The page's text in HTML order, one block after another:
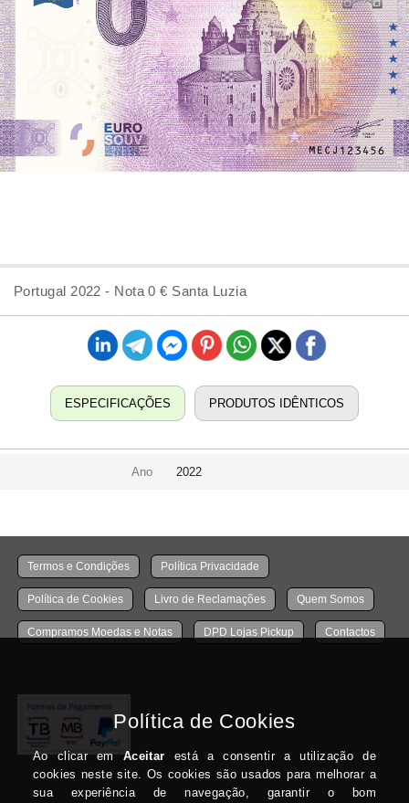
Portugal 2022 - Nota 0 € Santa Luzia
ESPECIFICAÇÕES PRODUTOS IDÊNTICOS
Ano 2022
Termos e Condições Política Privacidade
Política de Cookies Livro de Reclamações Quem Somos
Compramos Moedas e Notas DPD Lojas Pickup Contactos